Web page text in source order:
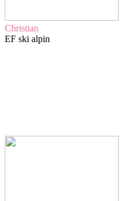
Christian
EF ski alpin